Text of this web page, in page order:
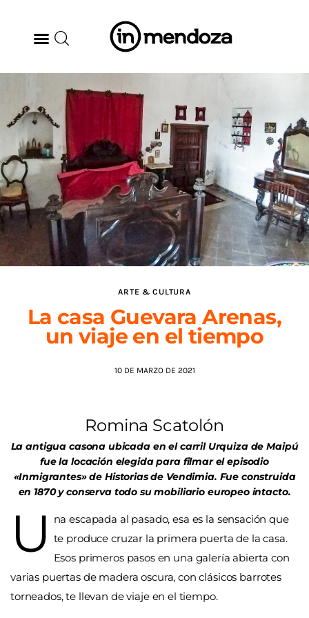
BODEGAS
GASTRONOMÍA
ARTE & CULTURA
MÚSICA
DÓNDE IR
TENDENCIAS
AGENDA
ARTE & CULTURA
La casa Guevara Arenas,
un viaje en el tiempo
10 DE MARZO DE 2021
Romina Scatolón
La antigua casona ubicada en el carril Urquiza de Maipú
fue la locación elegida para filmar el episodio
«Inmigrantes» de Historias de Vendimia. Fue construida
en 1870 y conserva todo su mobiliario europeo intacto.
U
na escapada al pasado, esa es la sensación que
te produce cruzar la primera puerta de la casa.
Esos primeros pasos en una galería abierta con
varias puertas de madera oscura, con clásicos barrotes
torneados, te llevan de viaje en el tiempo.